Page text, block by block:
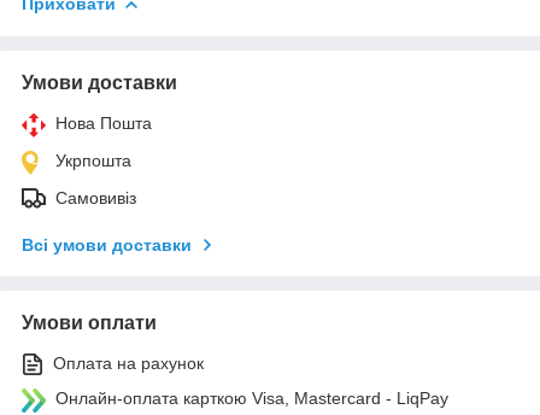
Умови доставки
Нова Пошта
Укрпошта
Самовивіз
Всі умови доставки
Умови оплати
Оплата на рахунок
Онлайн-оплата карткою Visa, Mastercard - LiqPay